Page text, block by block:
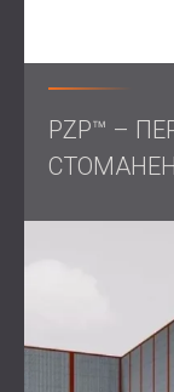
надеждността
изпълнението
осигурят
и комфорт на
където
Свържете се с
PZP™ –